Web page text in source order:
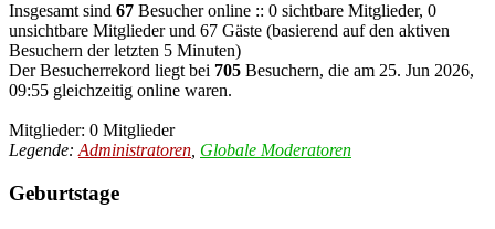
Insgesamt sind 67 Besucher online :: 0 sichtbare Mitglieder, 0
unsichtbare Mitglieder und 67 Gäste (basierend auf den aktiven
Besuchern der letzten 5 Minuten)
Der Besucherrekord liegt bei 705 Besuchern, die am 25. Jun 2026,
09:55 gleichzeitig online waren.
Mitglieder: 0 Mitglieder
Legende:Administratoren, Globale Moderatoren
Geburtstage